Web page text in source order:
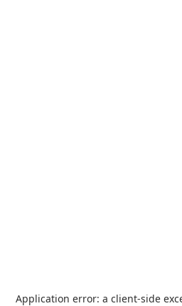
Application error: a client-side